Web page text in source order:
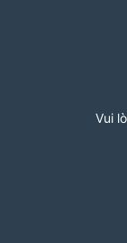
Vui